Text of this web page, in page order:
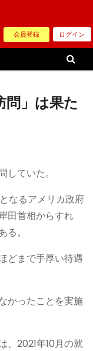
会員登録 ログイン
問」は果た
ていた。
なるアメリカ政府
田首相からすれ
。
どまで手厚い待遇
かったことを実施
、2021年10月の就